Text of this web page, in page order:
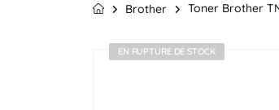
Brother Toner Brother
EN RUPTURE DE STOCK